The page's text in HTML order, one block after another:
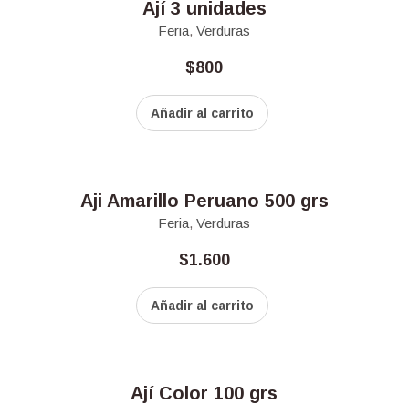
Ají 3 unidades
Feria,Verduras
$800
Añadir al carrito
Aji Amarillo Peruano 500 grs
Feria,Verduras
$1.600
Añadir al carrito
Ají Color 100 grs